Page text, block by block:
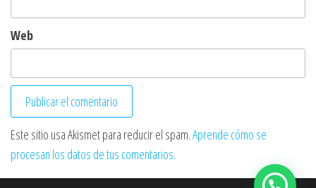
Web
Este sitio usa Akismet para reducir el spam.Aprende cómo se
procesan los datos de tus comentarios.